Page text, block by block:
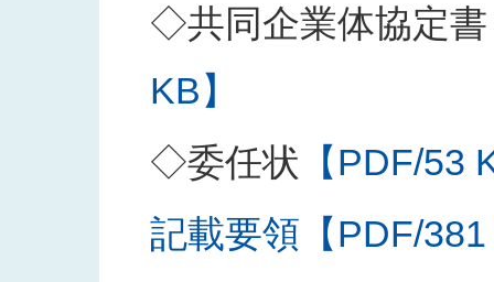
◇共同企業体協定書
KB】
◇委任状 【PDF/53
記載要領【PDF/